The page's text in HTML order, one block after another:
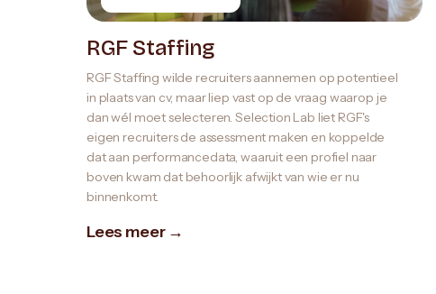
RGF Staffing
RGF Staffing wilde recruiters aannemen op potentieel
in plaats van cv, maar liep vast op de vraag waarop je
dan wél moet selecteren. Selection Lab liet RGF's
eigen recruiters de assessment maken en koppelde
dat aan performancedata, waaruit een profiel naar
boven kwam dat behoorlijk afwijkt van wie er nu
binnenkomt.
Lees meer →